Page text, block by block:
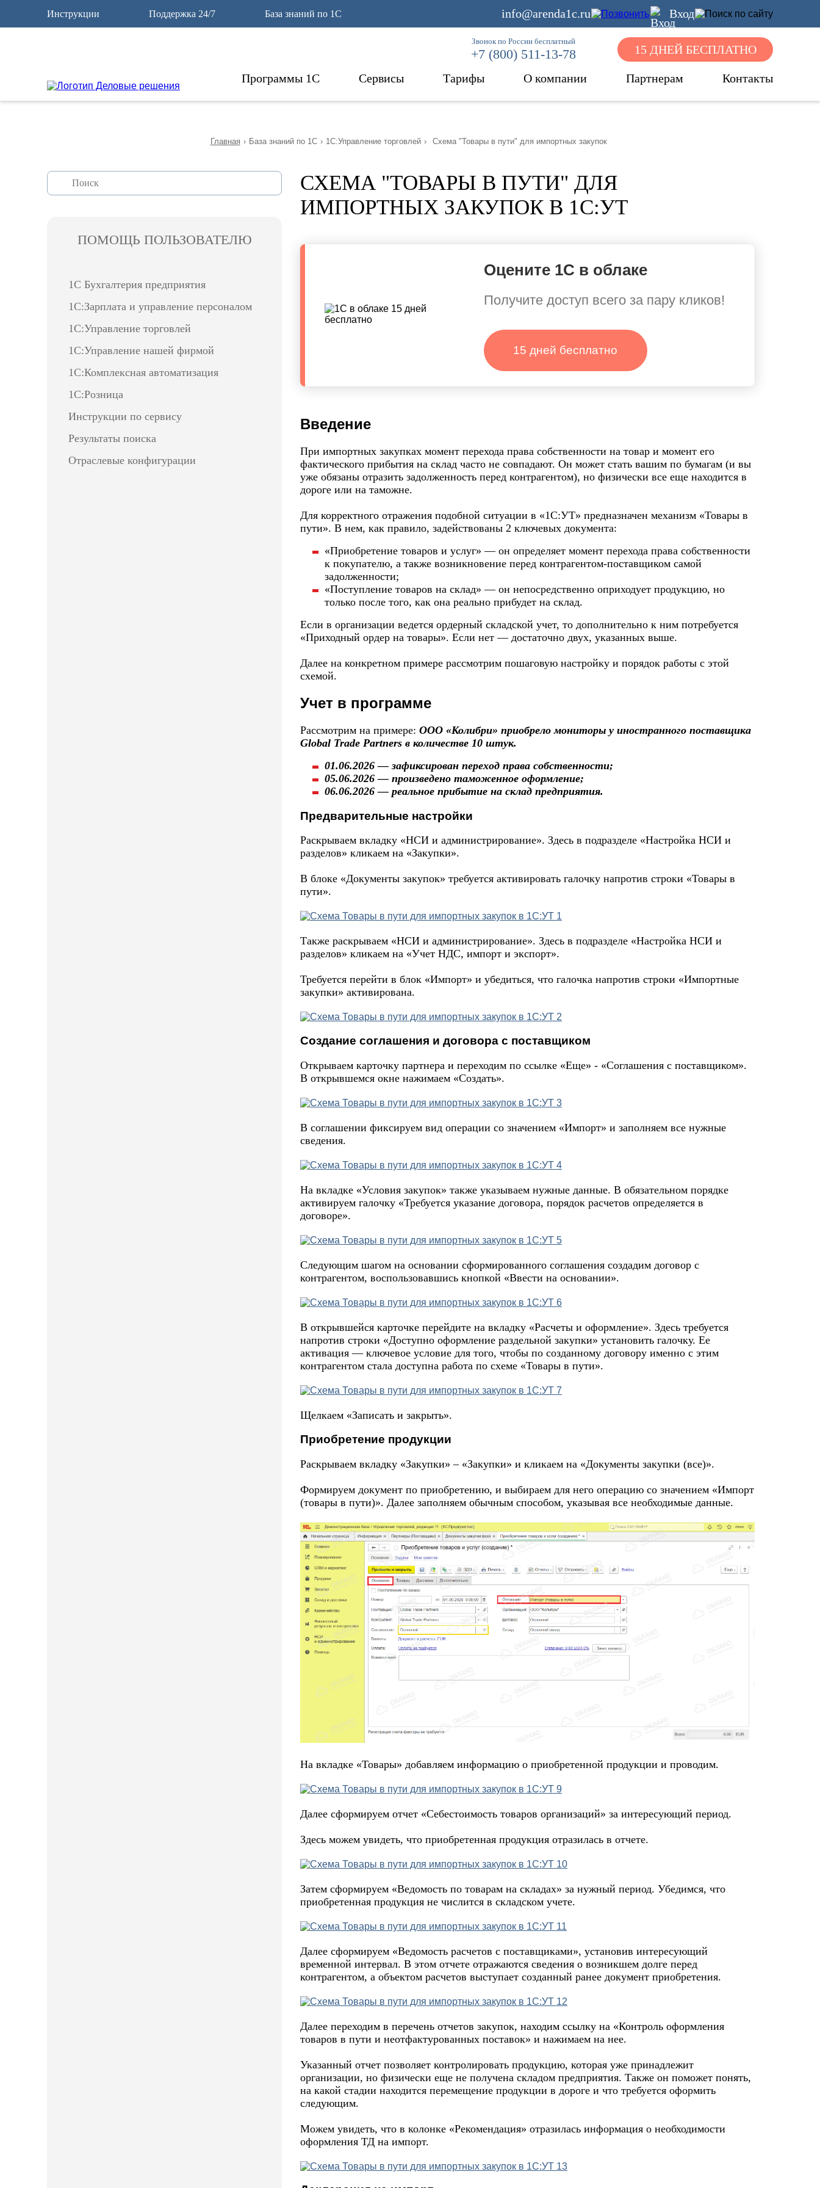
Инструкции Поддержка 24/7 База знаний по 1С info@arenda1c.ru Вход
Звонок по России бесплатный
+7 (800) 511-13-78 15 ДНЕЙ БЕСПЛАТНО
Программы 1С Сервисы Тарифы О компании Партнерам Контакты
Главная › База знаний по 1С › 1С:Управление торговлей › Схема "Товары в пути" для импортных закупок
ПОМОЩЬ ПОЛЬЗОВАТЕЛЮ
1С Бухгалтерия предприятия
1С:Зарплата и управление персоналом
1С:Управление торговлей
1С:Управление нашей фирмой
1С:Комплексная автоматизация
1С:Розница
Инструкции по сервису
Результаты поиска
Отраслевые конфигурации
СХЕМА "ТОВАРЫ В ПУТИ" ДЛЯ
ИМПОРТНЫХ ЗАКУПОК В 1С:УТ
Оцените 1С в облаке
Получите доступ всего за пару кликов!
15 дней бесплатно
Введение
При импортных закупках момент перехода права собственности на товар и момент его
фактического прибытия на склад часто не совпадают. Он может стать вашим по бумагам (и вы
уже обязаны отразить задолженность перед контрагентом), но физически все еще находится в
дороге или на таможне.
Для корректного отражения подобной ситуации в «1С:УТ» предназначен механизм «Товары в
пути». В нем, как правило, задействованы 2 ключевых документа:
«Приобретение товаров и услуг» — он определяет момент перехода права собственности
к покупателю, а также возникновение перед контрагентом-поставщиком самой
задолженности;
«Поступление товаров на склад» — он непосредственно оприходует продукцию, но
только после того, как она реально прибудет на склад.
Если в организации ведется ордерный складской учет, то дополнительно к ним потребуется
«Приходный ордер на товары». Если нет — достаточно двух, указанных выше.
Далее на конкретном примере рассмотрим пошаговую настройку и порядок работы с этой
схемой.
Учет в программе
Рассмотрим на примере: ООО «Колибри» приобрело мониторы у иностранного поставщика
Global Trade Partners в количестве 10 штук.
01.06.2026 — зафиксирован переход права собственности;
05.06.2026 — произведено таможенное оформление;
06.06.2026 — реальное прибытие на склад предприятия.
Предварительные настройки
Раскрываем вкладку «НСИ и администрирование». Здесь в подразделе «Настройка НСИ и
разделов» кликаем на «Закупки».
В блоке «Документы закупок» требуется активировать галочку напротив строки «Товары в
пути».
Также раскрываем «НСИ и администрирование». Здесь в подразделе «Настройка НСИ и
разделов» кликаем на «Учет НДС, импорт и экспорт».
Требуется перейти в блок «Импорт» и убедиться, что галочка напротив строки «Импортные
закупки» активирована.
Создание соглашения и договора с поставщиком
Открываем карточку партнера и переходим по ссылке «Еще» - «Соглашения с поставщиком».
В открывшемся окне нажимаем «Создать».
В соглашении фиксируем вид операции со значением «Импорт» и заполняем все нужные
сведения.
На вкладке «Условия закупок» также указываем нужные данные. В обязательном порядке
активируем галочку «Требуется указание договора, порядок расчетов определяется в
договоре».
Следующим шагом на основании сформированного соглашения создадим договор с
контрагентом, воспользовавшись кнопкой «Ввести на основании».
В открывшейся карточке перейдите на вкладку «Расчеты и оформление». Здесь требуется
напротив строки «Доступно оформление раздельной закупки» установить галочку. Ее
активация — ключевое условие для того, чтобы по созданному договору именно с этим
контрагентом стала доступна работа по схеме «Товары в пути».
Щелкаем «Записать и закрыть».
Приобретение продукции
Раскрываем вкладку «Закупки» – «Закупки» и кликаем на «Документы закупки (все)».
Формируем документ по приобретению, и выбираем для него операцию со значением «Импорт
(товары в пути)». Далее заполняем обычным способом, указывая все необходимые данные.
На вкладке «Товары» добавляем информацию о приобретенной продукции и проводим.
Далее сформируем отчет «Себестоимость товаров организаций» за интересующий период.
Здесь можем увидеть, что приобретенная продукция отразилась в отчете.
Затем сформируем «Ведомость по товарам на складах» за нужный период. Убедимся, что
приобретенная продукция не числится в складском учете.
Далее сформируем «Ведомость расчетов с поставщиками», установив интересующий
временной интервал. В этом отчете отражаются сведения о возникшем долге перед
контрагентом, а объектом расчетов выступает созданный ранее документ приобретения.
Далее переходим в перечень отчетов закупок, находим ссылку на «Контроль оформления
товаров в пути и неотфактурованных поставок» и нажимаем на нее.
Указанный отчет позволяет контролировать продукцию, которая уже принадлежит
организации, но физически еще не получена складом предприятия. Также он поможет понять,
на какой стадии находится перемещение продукции в дороге и что требуется оформить
следующим.
Можем увидеть, что в колонке «Рекомендация» отразилась информация о необходимости
оформления ТД на импорт.